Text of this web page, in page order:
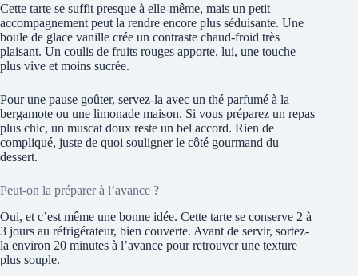
Cette tarte se suffit presque à elle-même, mais un petit
accompagnement peut la rendre encore plus séduisante. Une
boule de glace vanille crée un contraste chaud-froid très
plaisant. Un coulis de fruits rouges apporte, lui, une touche
plus vive et moins sucrée.
Pour une pause goûter, servez-la avec un thé parfumé à la
bergamote ou une limonade maison. Si vous préparez un repas
plus chic, un muscat doux reste un bel accord. Rien de
compliqué, juste de quoi souligner le côté gourmand du
dessert.
Peut-on la préparer à l’avance ?
Oui, et c’est même une bonne idée. Cette tarte se conserve 2 à
3 jours au réfrigérateur, bien couverte. Avant de servir, sortez-
la environ 20 minutes à l’avance pour retrouver une texture
plus souple.